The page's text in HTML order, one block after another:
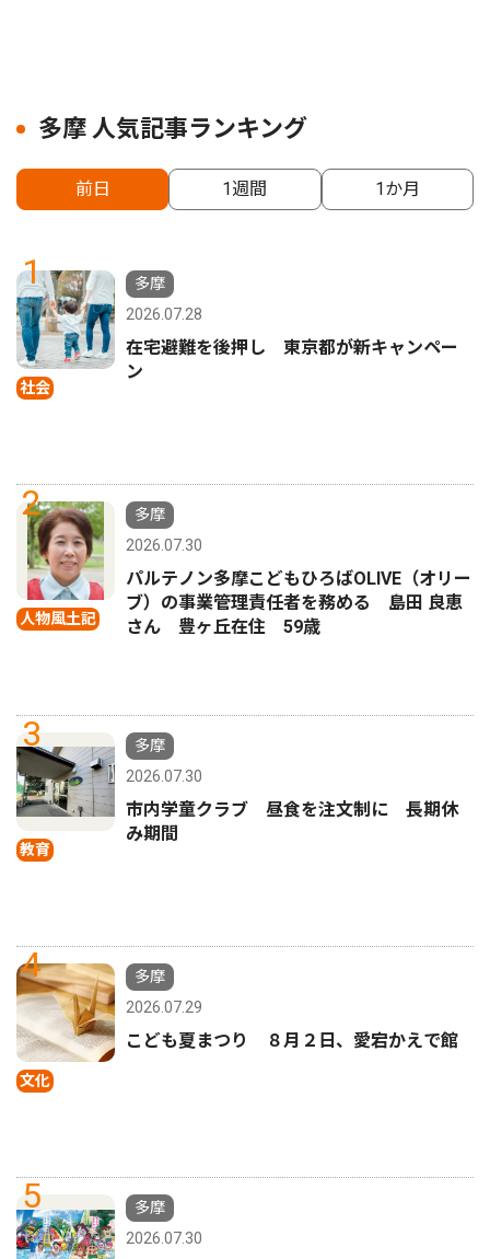
多摩 人気記事ランキング
前日 1週間 1か月
1
社会
多摩
2026.07.28
在宅避難を後押し 東京都が新キャンペー
ン
2
人物風土記
多摩
2026.07.30
パルテノン多摩こどもひろばOLIVE（オリー
ブ）の事業管理責任者を務める 島田 良恵
さん 豊ヶ丘在住 59歳
3
教育
多摩
2026.07.30
市内学童クラブ 昼食を注文制に 長期休
み期間
4
文化
多摩
2026.07.29
こども夏まつり ８月２日、愛宕かえで館
5
多摩
2026.07.30